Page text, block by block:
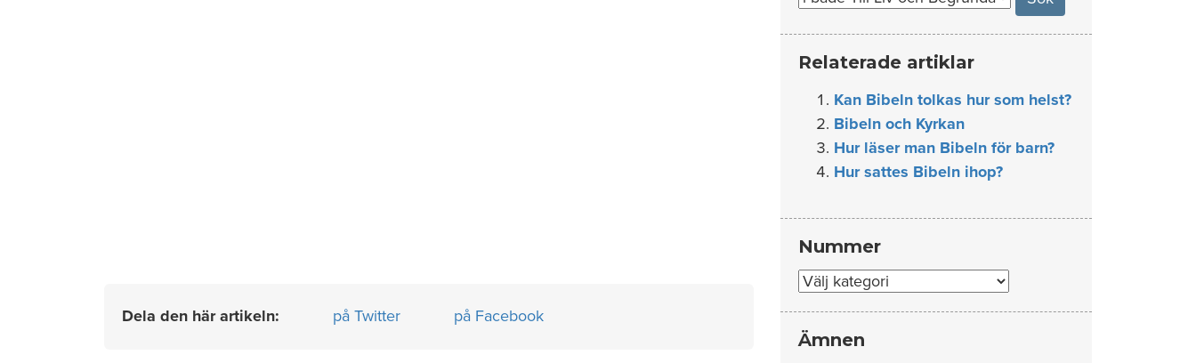
Dela den här artikeln: på Twitter på Facebook
Relaterade artiklar
Kan Bibeln tolkas hur som helst?
Bibeln och Kyrkan
Hur läser man Bibeln för barn?
Hur sattes Bibeln ihop?
Nummer
Nummer
Ämnen